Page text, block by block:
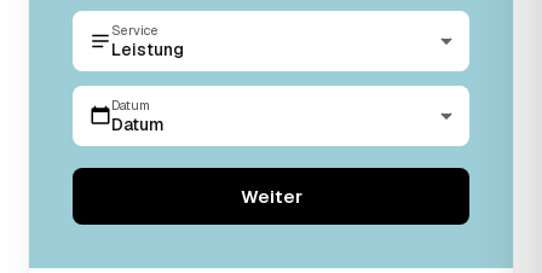
Service
Leistung
Datum
Datum
Weiter